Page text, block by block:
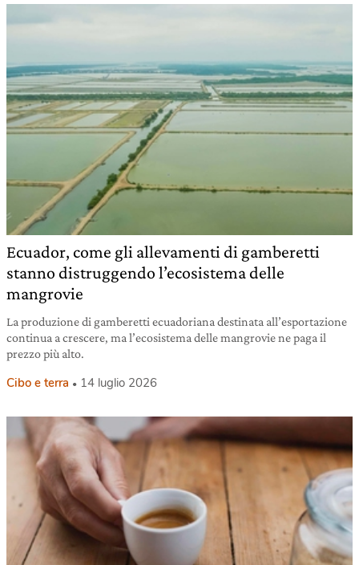
Ecuador, come gli allevamenti di gamberetti
stanno distruggendo l’ecosistema delle
mangrovie
La produzione di gamberetti ecuadoriana destinata all’esportazione
continua a crescere, ma l’ecosistema delle mangrovie ne paga il
prezzo più alto.
Cibo e terra 14 luglio 2026